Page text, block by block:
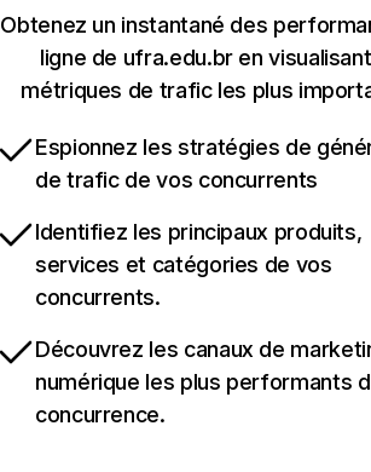
Obtenez un instantané des
ligne de ufra.edu.br en
métriques de trafic les plus
Espionnez les stratégies de
de trafic de vos concurrents
Identifiez les principaux produits,
services et catégories de vos
concurrents.
Découvrez les canaux de
numérique les plus performants
concurrence.